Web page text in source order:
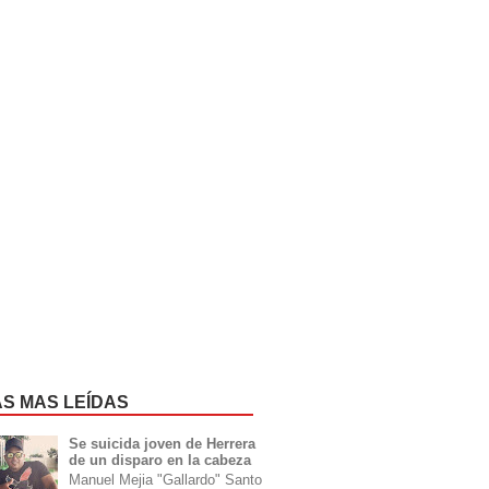
MAS LEÍDAS
Se suicida joven de Herrera
de un disparo en la cabeza
Manuel Mejia "Gallardo" Santo